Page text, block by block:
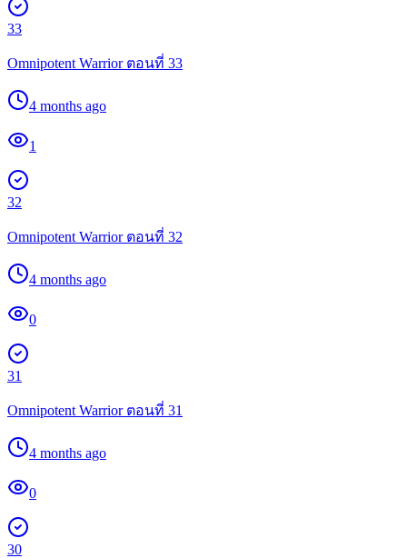
33
Omnipotent Warrior ตอนที่ 33
4 months ago
1
32
Omnipotent Warrior ตอนที่ 32
4 months ago
0
31
Omnipotent Warrior ตอนที่ 31
4 months ago
0
30